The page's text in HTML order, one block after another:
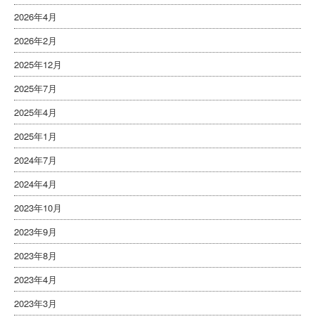
2026年4月
2026年2月
2025年12月
2025年7月
2025年4月
2025年1月
2024年7月
2024年4月
2023年10月
2023年9月
2023年8月
2023年4月
2023年3月